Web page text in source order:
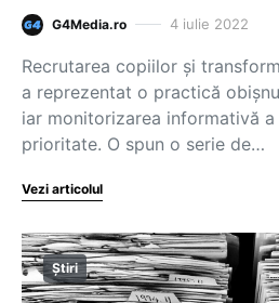
G4Media.ro 4 iulie 2022
Recrutarea copiilor și
a reprezentat o practică
iar monitorizarea informativă
prioritate. O spun o serie de…
Vezi articolul
Știri